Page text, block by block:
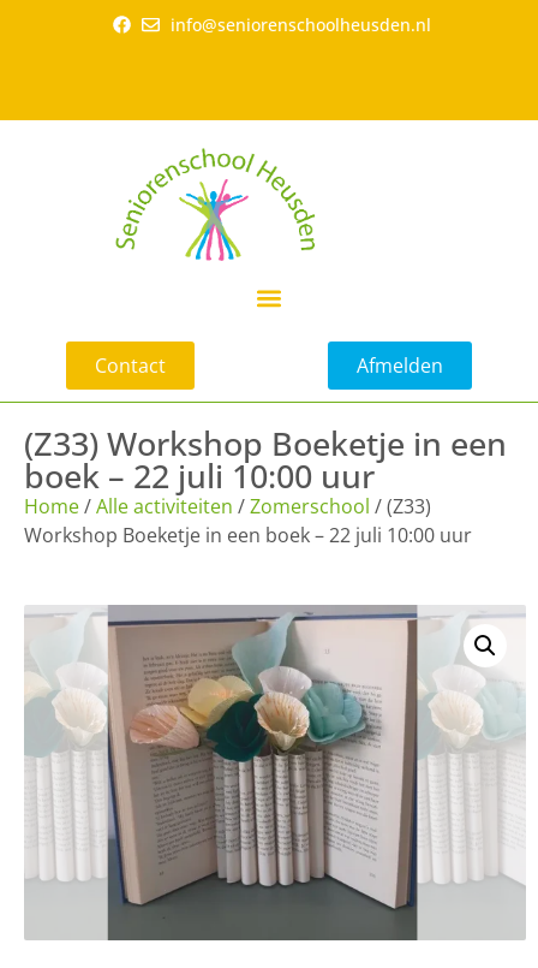
info@seniorenschoolheusden.nl
Contact Afmelden
(Z33) Workshop Boeketje in een
boek – 22 juli 10:00 uur
Home/Alle activiteiten /Zomerschool / (Z33)
Workshop Boeketje in een boek – 22 juli 10:00 uur